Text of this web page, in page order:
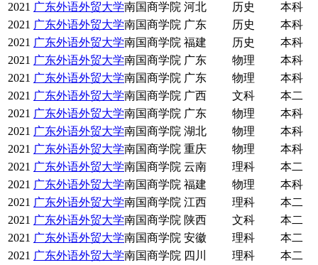
2021 广东外语外贸大学南国商学院 河北 历史
本科
2021 广东外语外贸大学南国商学院 广东 历史
本科
2021 广东外语外贸大学南国商学院 福建 历史
本科
2021 广东外语外贸大学南国商学院 广东 物理
本科
2021 广东外语外贸大学南国商学院 广东 物理
本科
2021 广东外语外贸大学南国商学院 广西 文科
本二
2021 广东外语外贸大学南国商学院 广东 物理
本科
2021 广东外语外贸大学南国商学院 湖北 物理
本科
2021 广东外语外贸大学南国商学院 重庆 物理
本科
2021 广东外语外贸大学南国商学院 云南 理科
本二
2021 广东外语外贸大学南国商学院 福建 物理
本科
2021 广东外语外贸大学南国商学院 江西 理科
本二
2021 广东外语外贸大学南国商学院 陕西 文科
本二
2021 广东外语外贸大学南国商学院 安徽 理科
本二
2021 广东外语外贸大学南国商学院 四川 理科
本二